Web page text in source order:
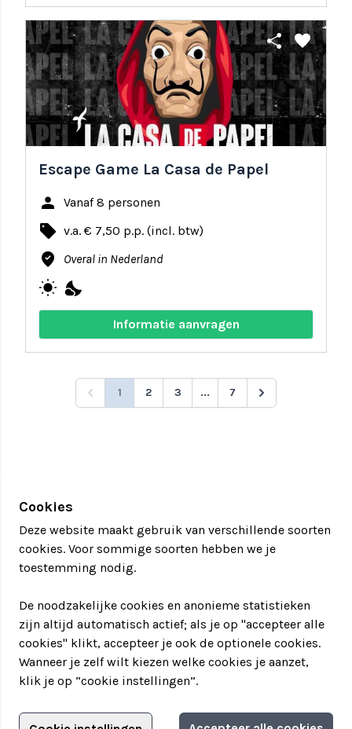
share favorite
Escape Game La Casa de Papel
person Vanaf 8 personen
local_offer v.a. € 7,50 p.p. (incl. btw)
where_to_vote Overal in Nederland
wb_sunny nights_stay
Informatie aanvragen
1 2 3 ... 7
Adverteren?
Cookies
Deze website maakt gebruik van verschillende soorten
cookies. Voor sommige soorten hebben we je
toestemming nodig.
De noodzakelijke cookies en anonieme statistieken
zijn altijd automatisch actief; als je op "accepteer alle
cookies" klikt, accepteer je ook de optionele cookies.
Wanneer je zelf wilt kiezen welke cookies je aanzet,
klik je op “cookie instellingen”.